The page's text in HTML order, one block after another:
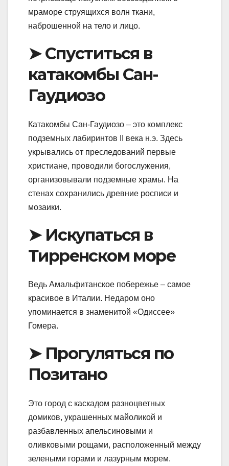
мраморе струящихся волн ткани,
наброшенной на тело и лицо.
➤ Спуститься в
катакомбы Сан-
Гаудиозо
Катакомбы Сан-Гаудиозо – это комплекс
подземных лабиринтов II века н.э. Здесь
укрывались от преследований первые
христиане, проводили богослужения,
организовывали подземные храмы. На
стенах сохранились древние росписи и
мозаики.
➤ Искупаться в
Тирренском море
Ведь Амальфитанское побережье – самое
красивое в Италии. Недаром оно
упоминается в знаменитой «Одиссее»
Гомера.
➤ Прогуляться по
Позитано
Это город с каскадом разноцветных
домиков, украшенных майоликой и
разбавленных апельсиновыми и
оливковыми рощами, расположенный между
зелеными горами и лазурным морем.